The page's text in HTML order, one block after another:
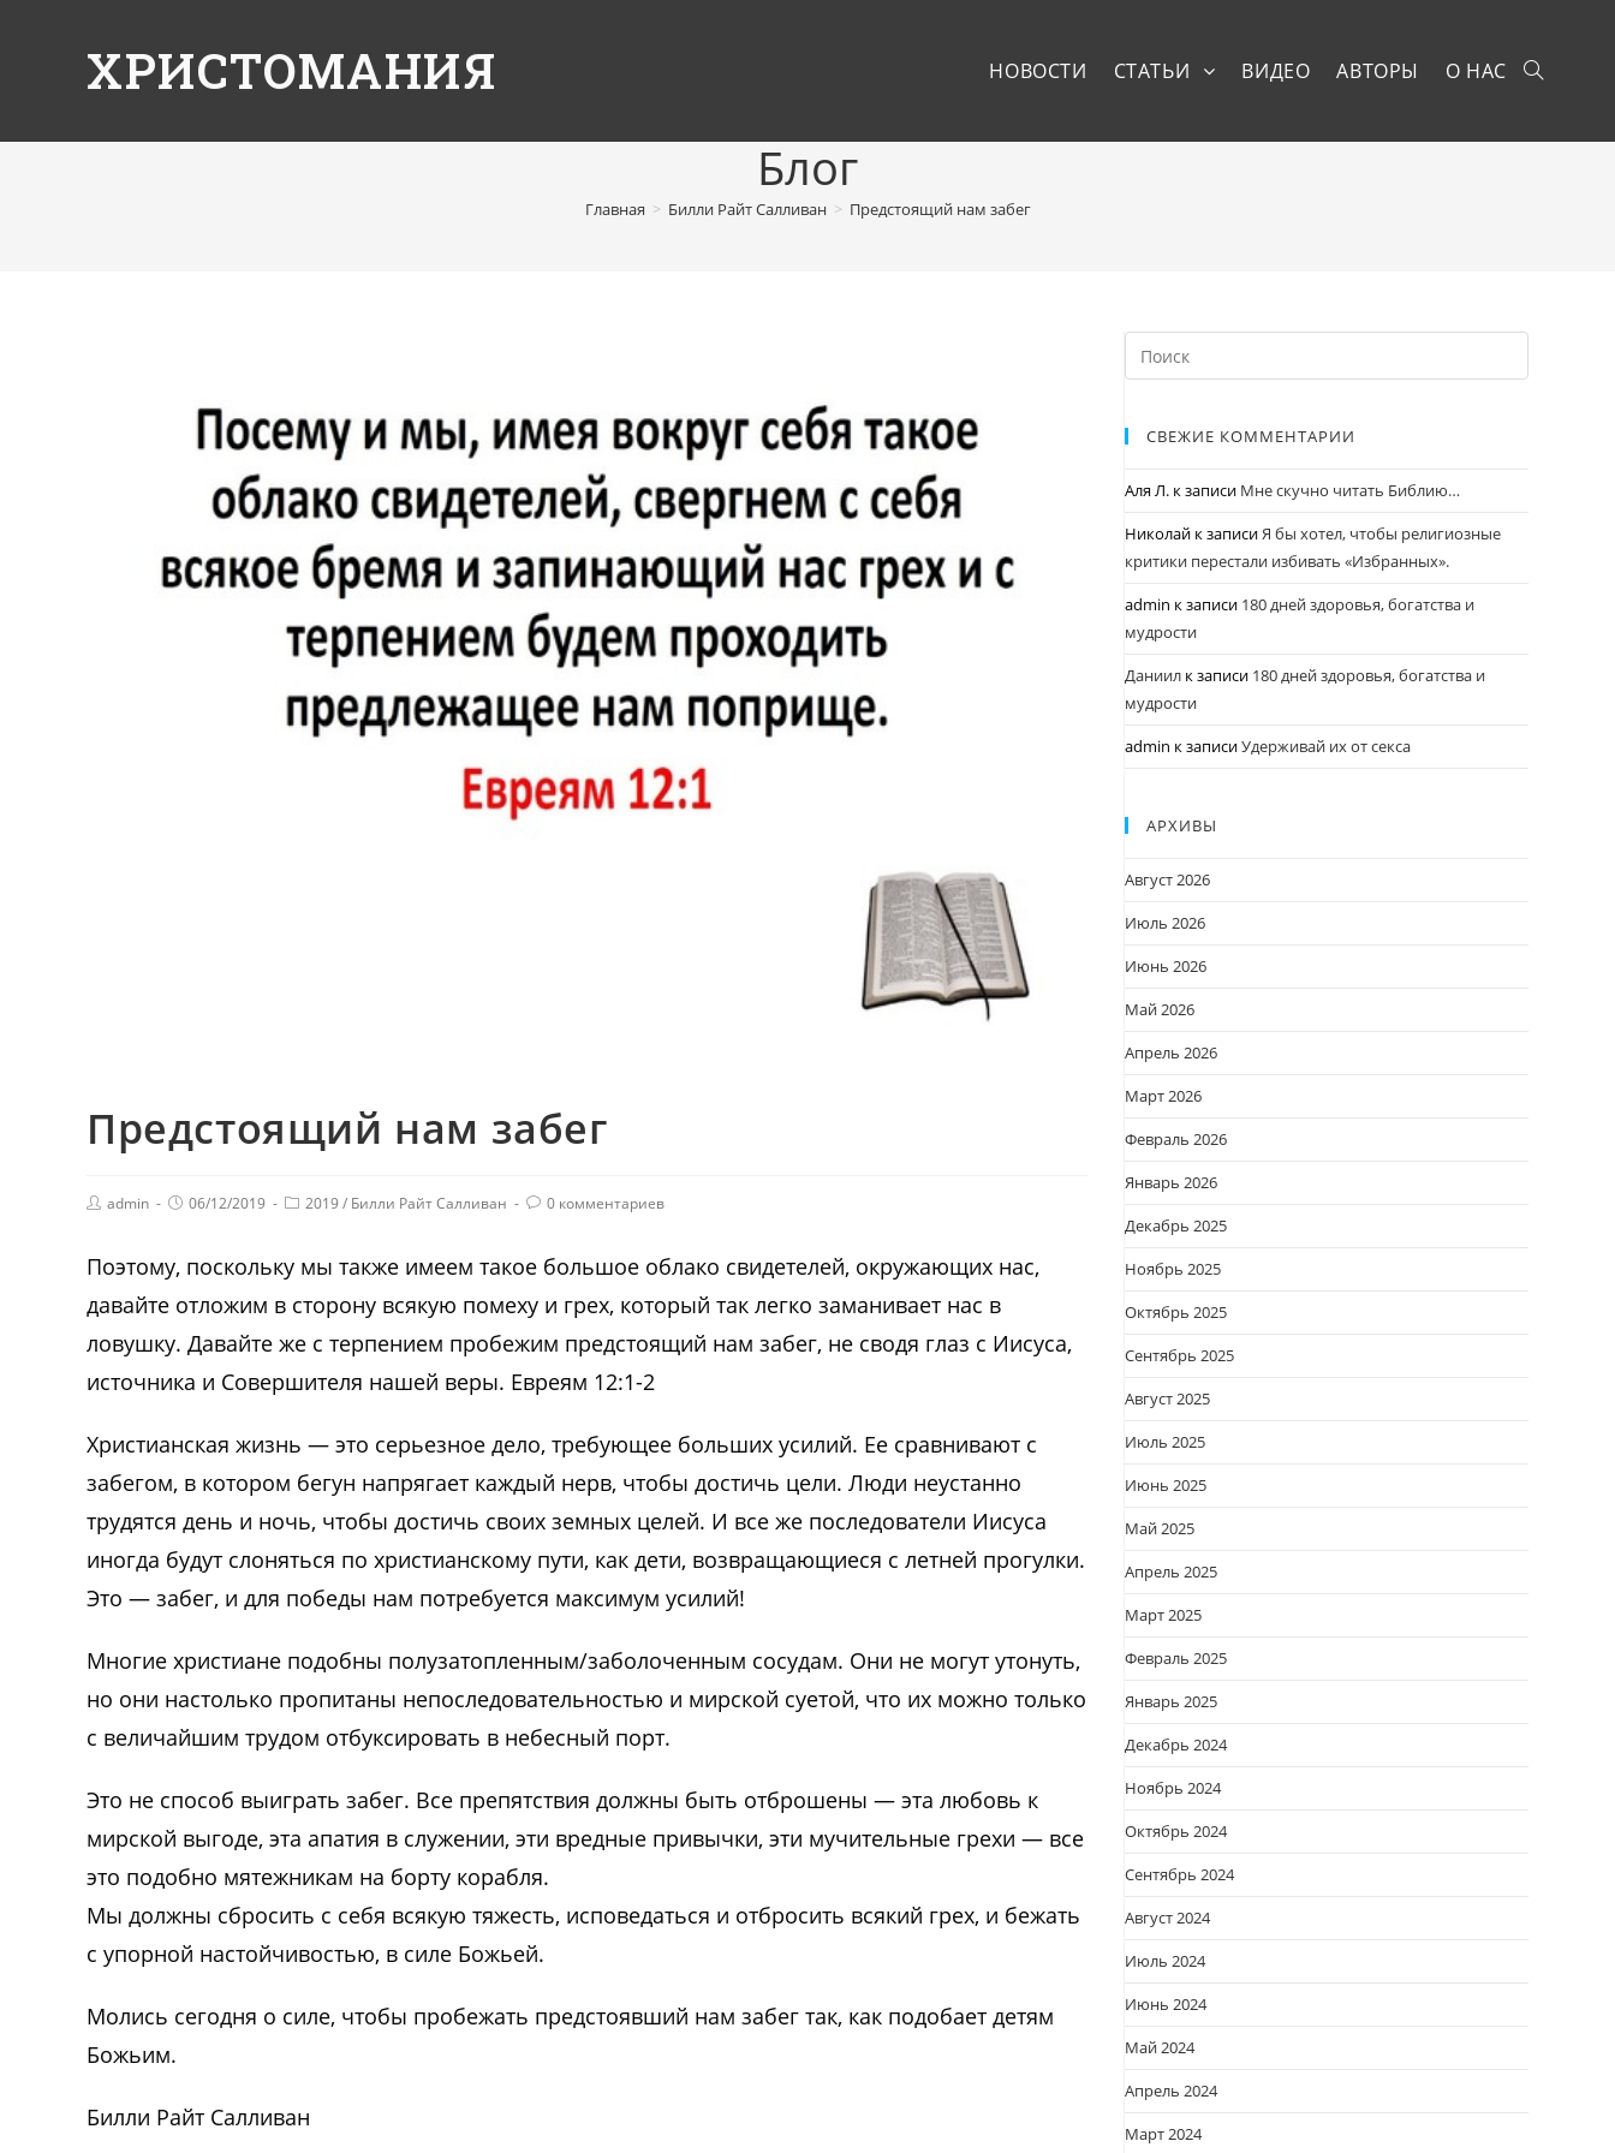
ХРИСТОМАНИЯ НОВОСТИ СТАТЬИ ВИДЕО АВТОРЫ О НАС
Блог
Главная > Билли Райт Салливан > Предстоящий нам забег
Предстоящий нам забег
admin 06/12/2019 2019/ Билли Райт Салливан 0 комментариев
Поэтому, поскольку мы также имеем такое большое облако свидетелей, окружающих нас,
давайте отложим в сторону всякую помеху и грех, который так легко заманивает нас в
ловушку. Давайте же с терпением пробежим предстоящий нам забег, не сводя глаз с Иисуса,
источника и Совершителя нашей веры. Евреям 12:1-2
Христианская жизнь — это серьезное дело, требующее больших усилий. Ее сравнивают с
забегом, в котором бегун напрягает каждый нерв, чтобы достичь цели. Люди неустанно
трудятся день и ночь, чтобы достичь своих земных целей. И все же последователи Иисуса
иногда будут слоняться по христианскому пути, как дети, возвращающиеся с летней прогулки.
Это — забег, и для победы нам потребуется максимум усилий!
Многие христиане подобны полузатопленным/заболоченным сосудам. Они не могут утонуть,
но они настолько пропитаны непоследовательностью и мирской суетой, что их можно только
с величайшим трудом отбуксировать в небесный порт.
Это не способ выиграть забег. Все препятствия должны быть отброшены — эта любовь к
мирской выгоде, эта апатия в служении, эти вредные привычки, эти мучительные грехи — все
это подобно мятежникам на борту корабля.
Мы должны сбросить с себя всякую тяжесть, исповедаться и отбросить всякий грех, и бежать
с упорной настойчивостью, в силе Божьей.
Молись сегодня о силе, чтобы пробежать предстоявший нам забег так, как подобает детям
Божьим.
Билли Райт Салливан
СВЕЖИЕ КОММЕНТАРИИ
Аля Л. к записи Мне скучно читать Библию…
Николай к записиЯ бы хотел, чтобы религиозные
критики перестали избивать «Избранных».
admin к записи 180 дней здоровья, богатства и
мудрости
Даниил к записи 180 дней здоровья, богатства и
мудрости
admin к записиУдерживай их от секса
АРХИВЫ
Август 2026
Июль 2026
Июнь 2026
Май 2026
Апрель 2026
Март 2026
Февраль 2026
Январь 2026
Декабрь 2025
Ноябрь 2025
Октябрь 2025
Сентябрь 2025
Август 2025
Июль 2025
Июнь 2025
Май 2025
Апрель 2025
Март 2025
Февраль 2025
Январь 2025
Декабрь 2024
Ноябрь 2024
Октябрь 2024
Сентябрь 2024
Август 2024
Июль 2024
Июнь 2024
Май 2024
Апрель 2024
Март 2024